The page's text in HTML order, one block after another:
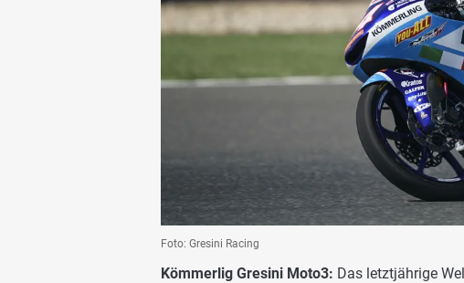
Foto: Gresini Racing
Kömmerlig Gresini Moto3: Das letztjährige